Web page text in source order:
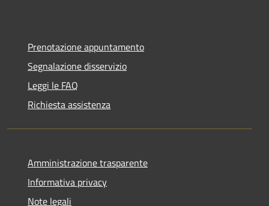
Prenotazione appuntamento
Segnalazione disservizio
Leggi le FAQ
Richiesta assistenza
Amministrazione trasparente
Informativa privacy
Note legali